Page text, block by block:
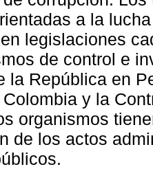
a la
legislaciones
de control e
la República en
y la
organismos
de los actos